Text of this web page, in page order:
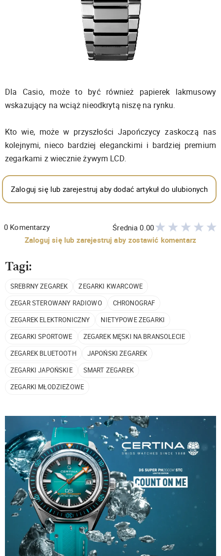
Dla Casio, może to być również papierek lakmusowy
wskazujący na wciąż nieodkrytą niszę na rynku.
Kto wie, może w przyszłości Japończycy zaskoczą nas
kolejnymi, nieco bardziej eleganckimi i bardziej premium
zegarkami z wiecznie żywym LCD.
Zaloguj się lub zarejestruj aby dodać artykuł do ulubionych
0 Komentarzy Średnia0.00
Zaloguj się lub zarejestruj aby zostawić komentarz
Tagi:
SREBRNY ZEGAREK
ZEGARKI KWARCOWE
ZEGAR STEROWANY RADIOWO
CHRONOGRAF
ZEGAREK ELEKTRONICZNY
NIETYPOWE ZEGARKI
ZEGARKI SPORTOWE
ZEGAREK MĘSKI NA BRANSOLECIE
ZEGAREK BLUETOOTH
JAPOŃSKI ZEGAREK
ZEGARKI JAPOŃSKIE
SMART ZEGAREK
ZEGARKI MŁODZIEŻOWE